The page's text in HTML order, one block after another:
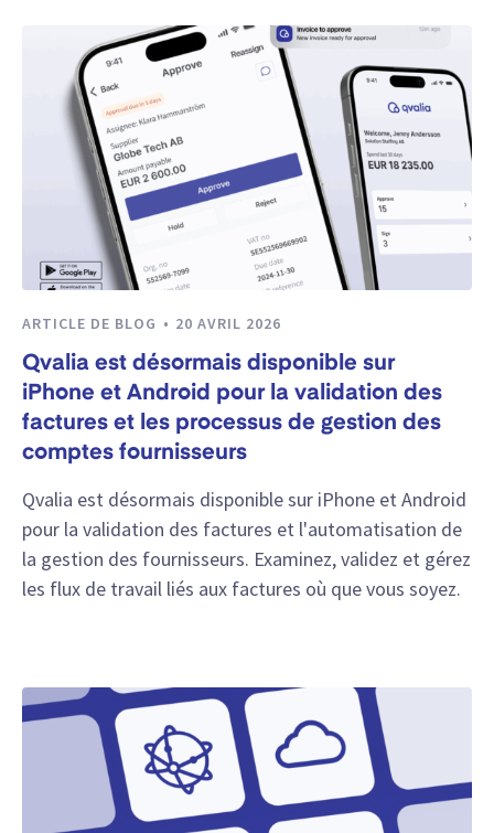
ARTICLE DE BLOG 20 AVRIL 2026
Qvalia est désormais disponible sur
iPhone et Android pour la validation des
factures et les processus de gestion des
comptes fournisseurs
Qvalia est désormais disponible sur iPhone et Android
pour la validation des factures et l'automatisation de
la gestion des fournisseurs. Examinez, validez et gérez
les flux de travail liés aux factures où que vous soyez.